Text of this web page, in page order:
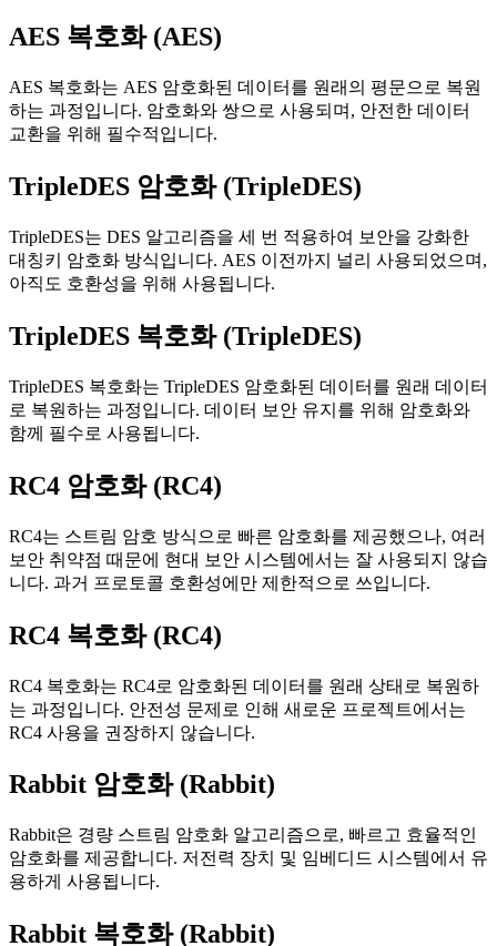
AES 복호화 (AES)
AES 복호화는 AES 암호화된 데이터를 원래의 평문으로 복원
하는 과정입니다. 암호화와 쌍으로 사용되며, 안전한 데이터
교환을 위해 필수적입니다.
TripleDES 암호화 (TripleDES)
TripleDES는 DES 알고리즘을 세 번 적용하여 보안을 강화한
대칭키 암호화 방식입니다. AES 이전까지 널리 사용되었으며,
아직도 호환성을 위해 사용됩니다.
TripleDES 복호화 (TripleDES)
TripleDES 복호화는 TripleDES 암호화된 데이터를 원래 데이터
로 복원하는 과정입니다. 데이터 보안 유지를 위해 암호화와
함께 필수로 사용됩니다.
RC4 암호화 (RC4)
RC4는 스트림 암호 방식으로 빠른 암호화를 제공했으나, 여러
보안 취약점 때문에 현대 보안 시스템에서는 잘 사용되지 않습
니다. 과거 프로토콜 호환성에만 제한적으로 쓰입니다.
RC4 복호화 (RC4)
RC4 복호화는 RC4로 암호화된 데이터를 원래 상태로 복원하
는 과정입니다. 안전성 문제로 인해 새로운 프로젝트에서는
RC4 사용을 권장하지 않습니다.
Rabbit 암호화 (Rabbit)
Rabbit은 경량 스트림 암호화 알고리즘으로, 빠르고 효율적인
암호화를 제공합니다. 저전력 장치 및 임베디드 시스템에서 유
용하게 사용됩니다.
Rabbit 복호화 (Rabbit)